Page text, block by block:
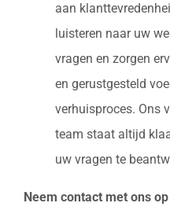
aan
luisteren naar uw
vragen en zorgen
en gerustgesteld
verhuisproces. Ons
team staat altijd
uw vragen te
Neem contact met ons